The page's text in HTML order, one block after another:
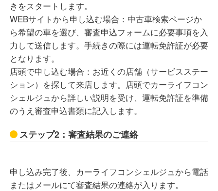
きをスタートします。
WEBサイトから申し込む場合：中古車検索ページか
ら希望の車を選び、審査申込フォームに必要事項を入
力して送信します。手続きの際には運転免許証が必要
となります。
店頭で申し込む場合：お近くの店舗（サービスステー
ション）を探して来店します。店頭でカーライフコン
シェルジュから詳しい説明を受け、運転免許証を準備
のうえ審査申込書類に記入します。
ステップ2：審査結果のご連絡
申し込み完了後、カーライフコンシェルジュから電話
またはメールにて審査結果の連絡が入ります。